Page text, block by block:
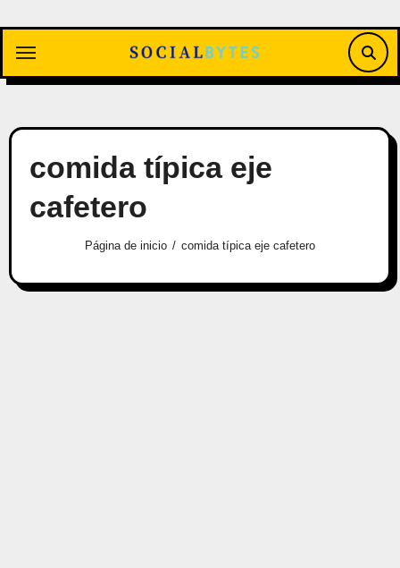
contenido
comida típica eje
cafetero
Página de inicio comida típica eje cafetero